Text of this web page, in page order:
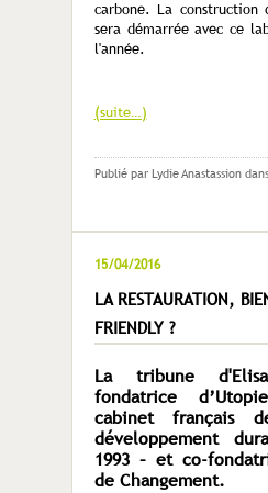
carbone. La construction
sera démarrée avec ce
l'année.
(suite…)
Publié par Lydie Anastassion dans
15/04/2016
LA RESTAURATION,
FRIENDLY ?
La tribune
fondatrice
cabinet français
développement
1993 – et co-
de Changement.